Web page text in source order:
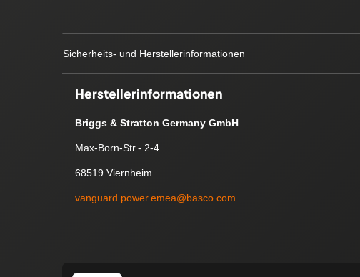
Sicherheits- und Herstellerinformationen
Herstellerinformationen
Briggs & Stratton Germany GmbH
Max-Born-Str.- 2-4
68519 Viernheim
vanguard.power.emea@basco.com